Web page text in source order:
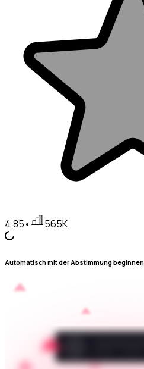
4.85• 565K
Automatisch mit der Abstimmung beginnen